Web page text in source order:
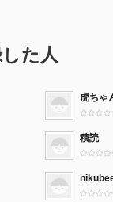
た人
虎ちゃ
積読